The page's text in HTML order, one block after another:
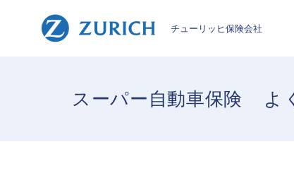
チューリッヒ保険会社
スーパー自動車保険 よ